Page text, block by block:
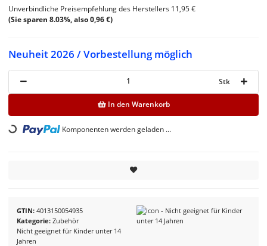
GTIN 4013150054935
Kategorie Zubehör
Nicht geeignet für Kinder unter 14
Jahren
Unverbindliche Preisempfehlung des Herstellers 11,95 €
(Sie sparen 8.03%, also0,96 €)
Stk
In den Warenkorb
Loading... Komponenten werden geladen ...
Neuheit 2026 / Vorbestellung möglich